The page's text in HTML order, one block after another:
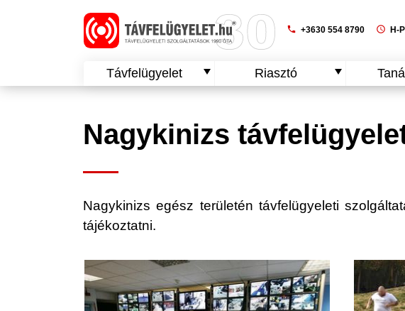
phone +3630 554 8790 schedule H-
Távfelügyelet Riasztó
Nagykinizs
Nagykinizs egész területén távfelügyeleti
tájékoztatni.